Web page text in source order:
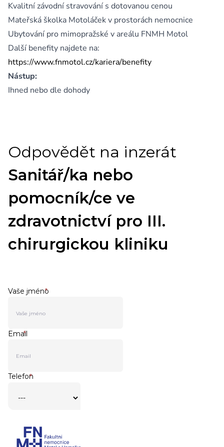
Kvalitní závodní stravování s dotovanou cenou
Mateřská školka Motoláček v prostorách nemocnice
Ubytování pro mimopražské v areálu FNMH Motol
Další benefity najdete na:
https://www.fnmotol.cz/kariera/benefity
Nástup:
Ihned nebo dle dohody